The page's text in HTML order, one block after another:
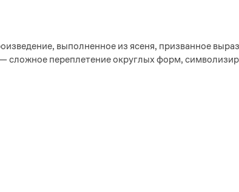
выполненное из ясеня, призванное
сложное переплетение округлых форм,